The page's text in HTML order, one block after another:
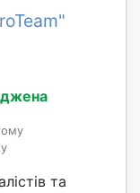
та